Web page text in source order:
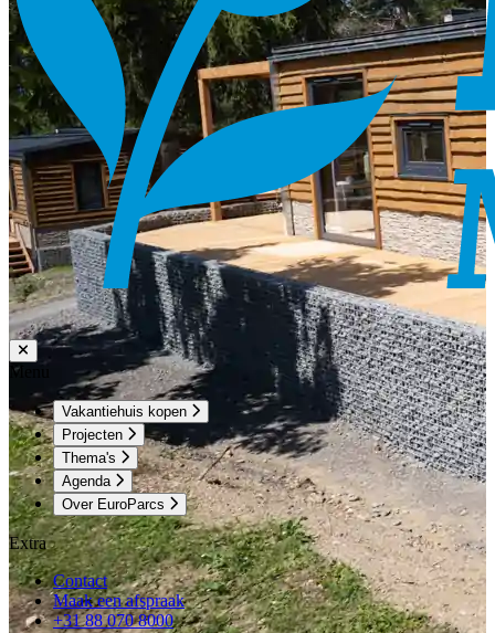
Menu
Vakantiehuis kopen
Projecten
Thema's
Agenda
Over EuroParcs
Extra
Contact
Maak een afspraak
+31 88 070 8000